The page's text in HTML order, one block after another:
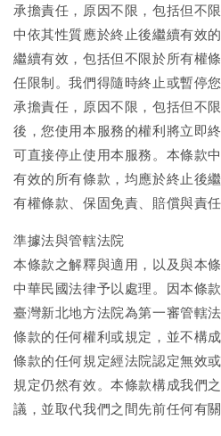
承擔責任，原因不限，包括但不
中依其性質應於終止後繼續有效
繼續有效，包括但不限於所有權
任限制。我們得隨時終止或暫停
承擔責任，原因不限，包括但不
後，您使用本服務的權利將立即
可直接停止使用本服務。本條款
有效的所有條款，均應於終止後
有權條款、保固免責、賠償與責任
準據法與管轄法院
本條款之解釋與適用，以及與本
中華民國法律予以處理。因本條
臺灣新北地方法院為第一審管轄
條款的任何權利或規定，並不構
條款的任何規定經法院認定無效
規定仍然有效。本條款構成我們
議，並取代我們之間先前任何有關